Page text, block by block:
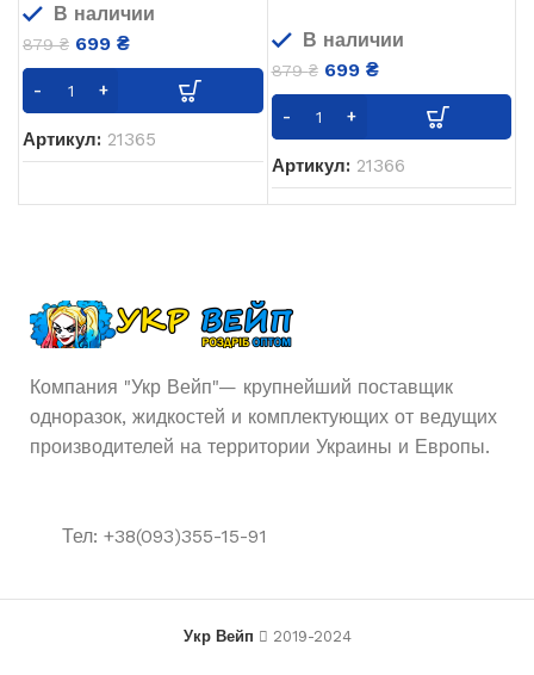
В наличии
879₴ 699 ₴
Артикул: 21365
В наличии
879₴ 699 ₴
Артикул: 21366
Компания "Укр Вейп"— крупнейший поставщик
одноразок, жидкостей и комплектующих от ведущих
производителей на территории Украины и Европы.
Тел: +38(093)355-15-91
Укр Вейп 2019-2024